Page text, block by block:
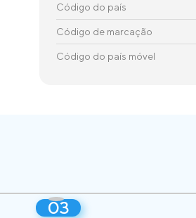
Código do país
Código de marcação
Código do país móvel